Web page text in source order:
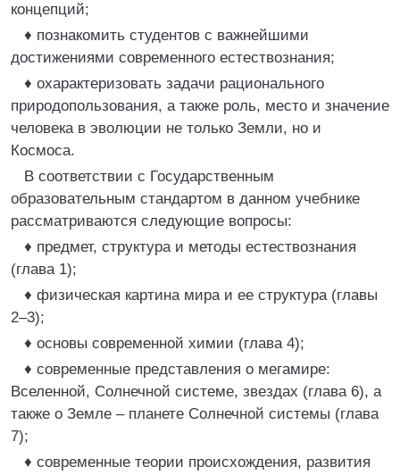
концепций;
♦ познакомить студентов с важнейшими
достижениями современного естествознания;
♦ охарактеризовать задачи рационального
природопользования, а также роль, место и значение
человека в эволюции не только Земли, но и
Космоса.
В соответствии с Государственным
образовательным стандартом в данном учебнике
рассматриваются следующие вопросы:
♦ предмет, структура и методы естествознания
(глава 1);
♦ физическая картина мира и ее структура (главы
2–3);
♦ основы современной химии (глава 4);
♦ современные представления о мегамире:
Вселенной, Солнечной системе, звездах (глава 6), а
также о Земле – планете Солнечной системы (глава
7);
♦ современные теории происхождения, развития